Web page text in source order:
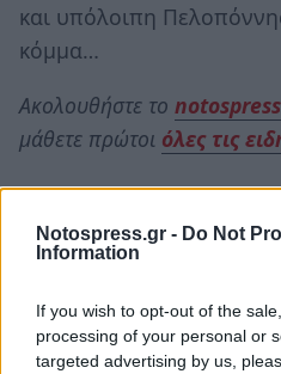
Notospress.gr - Do Not
Information
If you wish to opt-out of the
processing of your personal or
targeted advertising by us,
και υπόλοιπη
κόμμα…
Ακολουθήστε το
μάθετε πρώτοι όλες τις
TAGS: ΣΧΟΛΙΑ